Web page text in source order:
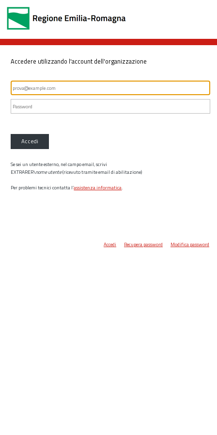
Accedere utilizzando l'account dell'organizzazione
Accedi
Se sei un utente esterno, nel campo email, scrivi
EXTRARER\nome utente(ricevuto tramite email di abilitazione)
Per problemi tecnici contatta l’assistenza informatica.
Accedi Recupera password Modifica password